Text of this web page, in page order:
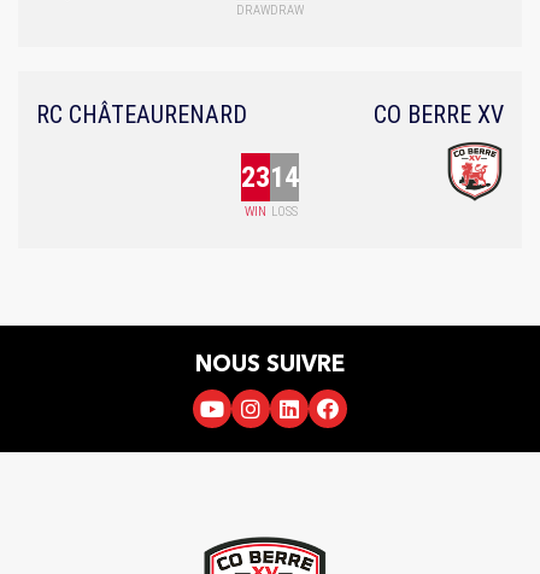
DRAWDRAW
RC CHÂTEAURENARD
23
WIN
14
LOSS
CO BERRE XV
NOUS SUIVRE